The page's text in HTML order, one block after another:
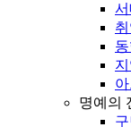
명예의